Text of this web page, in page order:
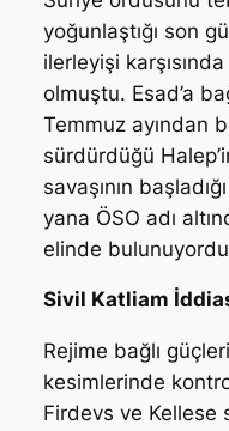
yoğunlaştığı son
ilerleyişi
olmuştu. Esad’a
Temmuz ayından
sürdürdüğü
savaşının
yana ÖSO adı
elinde
Sivil Katliam
Rejime bağlı
kesimlerinde
Firdevs ve Kellese